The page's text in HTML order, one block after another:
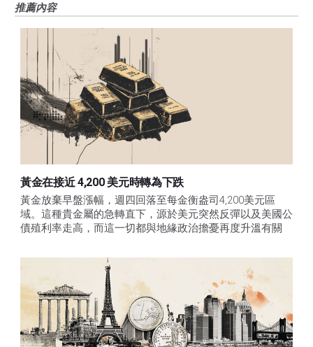
推薦內容
黃金在接近 4,200 美元時轉為下跌
黃金放棄早盤漲幅，週四回落至每金衡盎司4,200美元區
域。這種貴金屬的急轉直下，源於美元突然反彈以及美國公
債殖利率走高，而這一切都與地緣政治擔憂再度升溫有關